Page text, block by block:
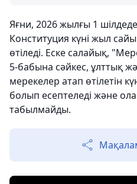
Яғни, 2026 жылғы 1
Конституция күні жыл
өтіледі. Еске салайық,
5-бабына сәйкес, ұлттық
мерекелер атап өтілетін
болып есептеледі және
табылмайды.